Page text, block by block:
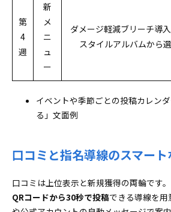
第
4
週
新
メ
ニ
ュ
ー
ダメージ軽減ブリーチ導
スタイルアルバムから
イベントや季節ごとの投稿カレン
る」文面例
口コミと指名導線のスマー
口コミは上位表示と新規獲得の両輪です
QRコードから30秒で投稿できる導線を用